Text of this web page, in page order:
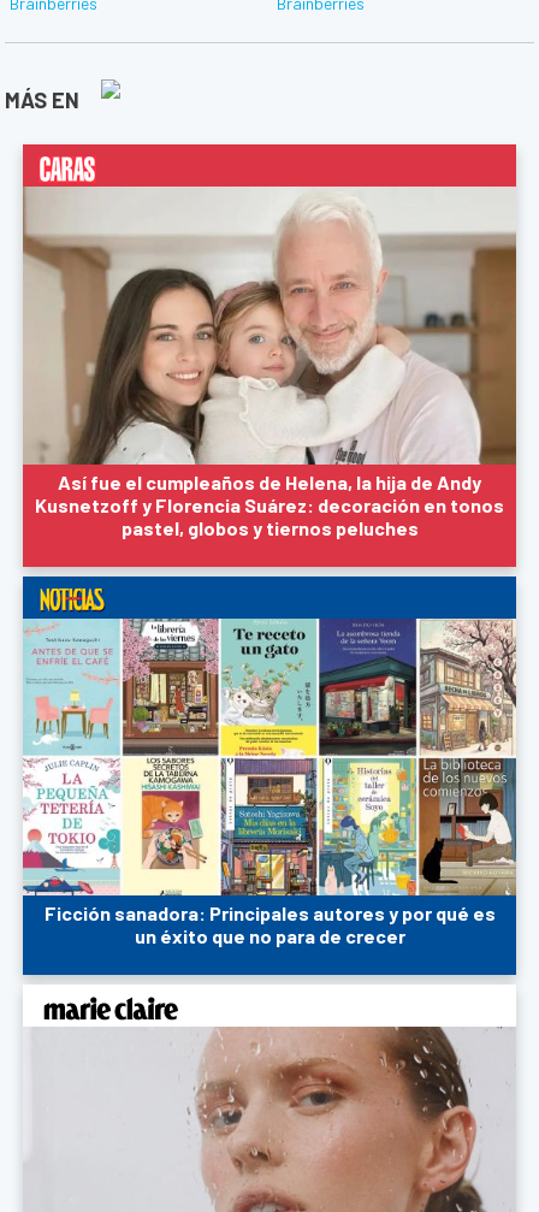
MÁS EN
Así fue el cumpleaños de Helena, la hija de Andy
Kusnetzoff y Florencia Suárez: decoración en tonos
pastel, globos y tiernos peluches
Ficción sanadora: Principales autores y por qué es
un éxito que no para de crecer